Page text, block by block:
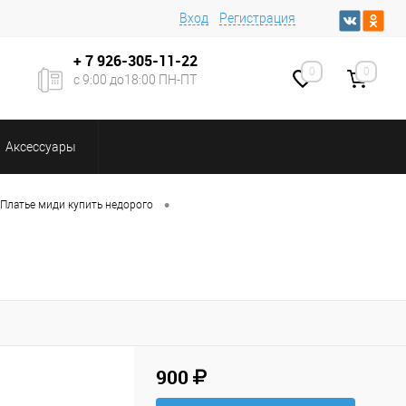
Вход Регистрация
+ 7926-305-11-22
с 9:00 до18:00 ПН-ПТ
0 0
Аксессуары
Платье миди купить недорого •
900